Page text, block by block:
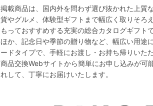
掲載商品は、国内外を問わず選び抜かれた上質
貨やグルメ、体験型ギフトまで幅広く取りそろ
もっておすすめする充実の総合カタログギフト
ほか、記念日や季節の贈り物など、幅広い用途
ードタイプで、手軽にお渡し・お持ち帰りいた
商品交換Webサイトから簡単にお申し込みが可
れして、丁寧にお届けいたします。